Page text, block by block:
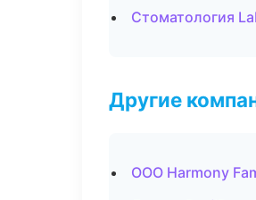
Стоматология
Другие
ООО Harmony